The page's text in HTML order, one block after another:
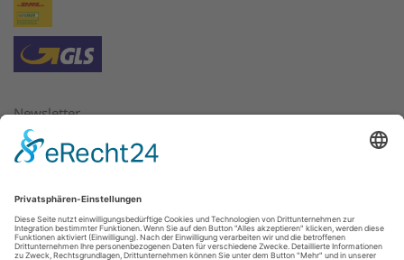
Newsletter
Bitte geben Sie hier die E-Mail Adresse ein, für die Sie
E-Mail:*